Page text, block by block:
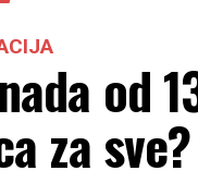
od
za sve?